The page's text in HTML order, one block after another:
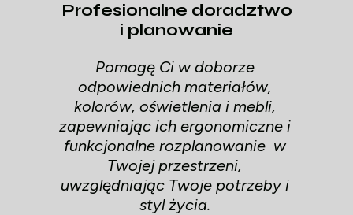
Pomogę Ci w doborze
odpowiednich materiałów,
kolorów, oświetlenia i mebli,
zapewniając ich ergonomiczne i
funkcjonalne rozplanowanie w
Twojej przestrzeni,
uwzględniając Twoje potrzeby i
styl życia.
Profesionalne doradztwo
i planowanie